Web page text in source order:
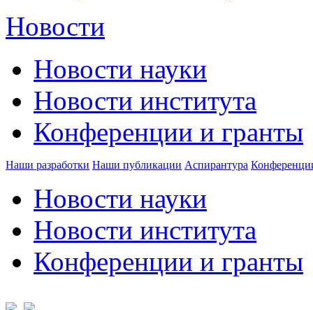
Новости
Новости науки
Новости института
Конференции и гранты
Наши разработки Наши публикации Аспирантура
Новости науки
Новости института
Конференции и гранты